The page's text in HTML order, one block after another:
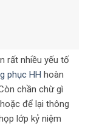
rất nhiều yếu tố
phục HH hoàn
chần chừ gì
để lại thông
lớp kỷ niệm